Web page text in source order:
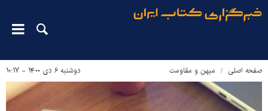
صفحه اصلی میهن و مقاومت دوشنبه ۶ دی ۱۴۰۰ - ۱۰:۱۷